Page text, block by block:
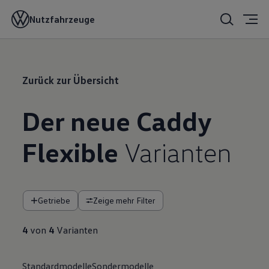
Nutzfahrzeuge
Zurück zur Übersicht
Der neue Caddy
Flexible Varianten
Getriebe Zeige mehr Filter
4 von 4 Varianten
StandardmodelleSondermodelle